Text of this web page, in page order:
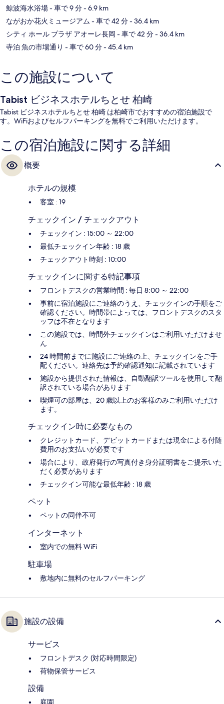
鯨波海水浴場- 車で 9 分- 6.9 km
ながおか花火ミュージアム - 車で 42 分- 36.4 km
シティ ホール プラザ アオーレ長岡 - 車で 42 分- 36.4 km
寺泊 魚の市場通り - 車で 60 分- 45.4 km
この施設について
Tabist ビジネスホテルちとせ 柏崎
Tabist ビジネスホテルちとせ 柏崎 は柏崎市でおすすめの宿泊施設で
す。WiFiおよびセルフパーキングを無料でご利用いただけます。
この宿泊施設に関する詳細
概要
ホテルの規模
客室 : 19
チェックイン / チェックアウト
チェックイン : 15:00 ～ 22:00
最低チェックイン年齢 : 18 歳
チェックアウト時刻 : 10:00
チェックインに関する特記事項
フロントデスクの営業時間 : 毎日 8:00 ～ 22:00
事前に宿泊施設にご連絡のうえ、チェックインの手順をご
確認ください。時間帯によっては、フロントデスクのスタ
ッフは不在となります
この施設では、時間外チェックインはご利用いただけませ
ん
24 時間前までに施設にご連絡の上、チェックインをご手
配ください。連絡先は予約確認通知に記載されています
施設から提供された情報は、自動翻訳ツールを使用して翻
訳されている場合があります
喫煙可の部屋は、20 歳以上のお客様のみご利用いただけ
ます。
チェックイン時に必要なもの
クレジットカード、デビットカードまたは現金による付随
費用のお支払いが必要です
場合により、政府発行の写真付き身分証明書をご提示いた
だく必要があります
チェックイン可能な最低年齢 : 18 歳
ペット
ペットの同伴不可
インターネット
室内での無料 WiFi
駐車場
敷地内に無料のセルフパーキング
施設の設備
サービス
フロントデスク (対応時間限定)
荷物保管サービス
設備
庭園